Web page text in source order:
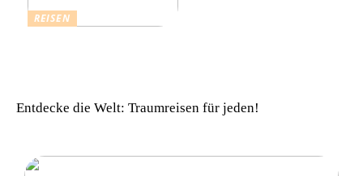
REISEN
Entdecke die Welt: Traumreisen für jeden!